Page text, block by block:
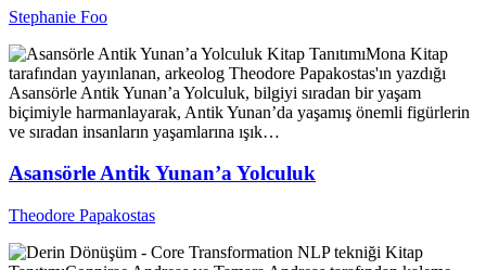
Stephanie Foo
Kitap TanıtımıMona Kitap
tarafından yayınlanan, arkeolog Theodore Papakostas'ın yazdığı
Asansörle Antik Yunan’a Yolculuk, bilgiyi sıradan bir yaşam
biçimiyle harmanlayarak, Antik Yunan’da yaşamış önemli figürlerin
ve sıradan insanların yaşamlarına ışık…
Asansörle Antik Yunan’a Yolculuk
Theodore Papakostas
Kitap